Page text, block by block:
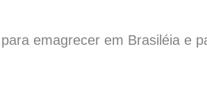
emagrecer em Brasiléia e